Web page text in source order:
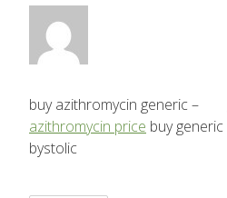
buy azithromycin generic –
azithromycin price buy generic
bystolic